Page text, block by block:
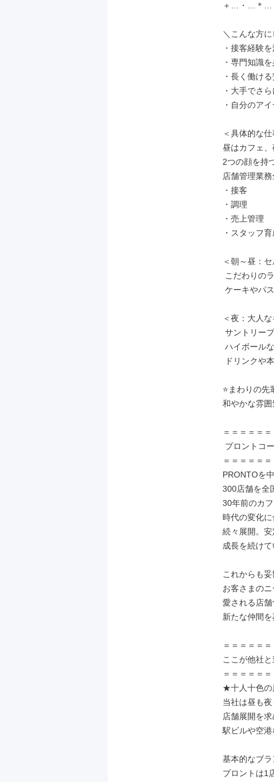
＋…・…＊
＼こんな方
・接客経験
・専門知識
・長く働け
・大手でさ
・自分のア
＜具体的な仕
昼はカフェ
2つの顔を持
店舗管理業務
・接客
・調理
・売上管理
・スタッフ
＜朝～昼：
＜夜：大人
⭐まわりの
和やかな雰囲
＝＝＝＝＝
＝＝＝＝＝
PRONTOを
300店舗を全
30年前のカ
時代の変化
続々展開。
成長を続けて
これからも妥
お客さまのニ
愛される店
新たな仲間を
＝＝＝＝＝
ここが他社
＝＝＝＝＝
★十人十色の
当社は昼も
店舗展開を
駅ビルや空港
基本的なブラ
プロントは1